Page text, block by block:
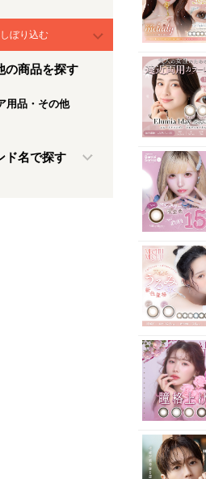
ぼり込む
の商品を探す
用品・その他
ド名で探す